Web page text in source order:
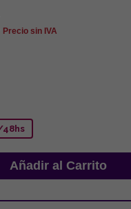
Precio sin IVA
48hs